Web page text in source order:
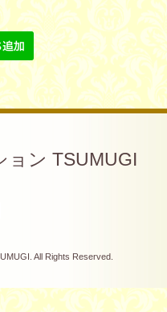
ョン TSUMUGI
. All Rights Reserved.